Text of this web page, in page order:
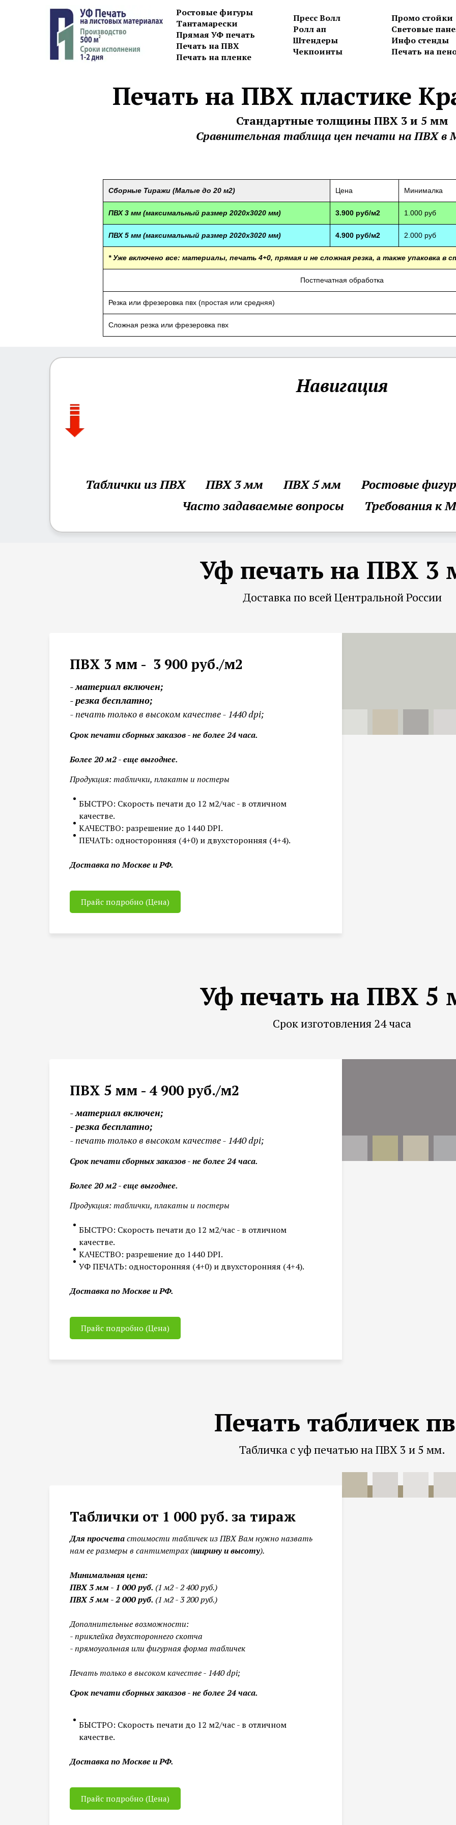
Ростовые фигуры
Тантамарески
Прямая УФ печать
Печать на ПВХ
Печать на пленке
Пресс Волл
Ролл ап
Штендеры
Чекпоинты
Промо стойки
Световые
Инфо стенды
Печать на
Печать на ПВХ пластике
Стандартные толщины ПВХ 3 и 5 мм
Сравнительная таблица цен печати на ПВХв
Сборные Тиражи (Малые до 20 м2) Цена Минималка
ПВХ 3 мм (максимальный размер 2020х3020 мм) 3.900 руб/м2 1.000 руб
ПВХ 5 мм (максимальный размер 2020х3020 мм) 4.900 руб/м2 2.000 руб
* Уже включено все: материалы, печать 4+0, прямая и не сложная резка, а также упаковка в
Постпечатная обработка
Резка или фрезеровка пвх (простая или средняя)
Сложная резка или фрезеровка пвх
Навигация
Таблички из ПВХ ПВХ 3 мм ПВХ 5 мм
Ростовые
Часто задаваемые вопросы
Требования к
Уф печать на ПВХ 3
Доставка по всей Центральной России
ПВХ 3 мм - 3 900 руб./м2
- материал включен;
- резка бесплатно;
- печать только в высоком качестве - 1440 dpi;
Срок печати сборных заказов - не более 24 часа.
Более 20 м2 - еще выгоднее.
Продукция: таблички, плакаты и постеры
БЫСТРО: Скорость печати до 12 м2/час - в отличном
качестве.
КАЧЕСТВО: разрешение до 1440 DPI.
ПЕЧАТЬ: односторонняя (4+0) и двухсторонняя (4+4).
Доставка по Москве и РФ.
Прайс подробно (Цена)
Уф печать на ПВХ 5
Срок изготовления 24 часа
ПВХ 5 мм - 4 900 руб./м2
- материал включен;
- резка бесплатно;
- печать только в высоком качестве - 1440 dpi;
Срок печати сборных заказов - не более 24 часа.
Более 20 м2 - еще выгоднее.
Продукция: таблички, плакаты и постеры
БЫСТРО: Скорость печати до 12 м2/час - в отличном
качестве.
КАЧЕСТВО: разрешение до 1440 DPI.
УФ ПЕЧАТЬ: односторонняя (4+0) и двухсторонняя (4+4).
Доставка по Москве и РФ.
Прайс подробно (Цена)
Печать табличек
Табличка с уф печатью на ПВХ 3 и 5 мм.
Таблички от 1 000 руб. за тираж
Для просчетастоимости табличек из ПВХ Вам нужно назвать
нам ее размеры в сантиметрах (ширину и высоту).
Минимальная цена:
ПВХ 3 мм - 1 000 руб. (1 м2 - 2 400 руб.)
ПВХ 5 мм - 2 000 руб. (1 м2 - 3 200 руб.)
Дополнительные возможности:
- приклейка двухстороннего скотча
- прямоугольная или фигурная форма табличек
Печать только в высоком качестве - 1440 dpi;
Срок печати сборных заказов - не более 24 часа.
БЫСТРО: Скорость печати до 12 м2/час - в отличном
качестве.
Доставка по Москве и РФ.
Прайс подробно (Цена)